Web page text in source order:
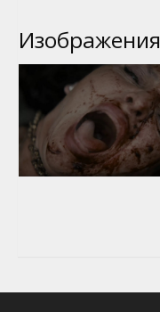
Изображения